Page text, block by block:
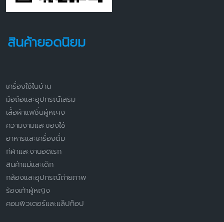
สินค้ายอดนิยม
เครื่องใช้ในบ้าน
มือถือและอุปกรณ์เสริม
เสื้อผ้าแฟชั่นผู้หญิง
ความงามและของใช้
อาหารและเครื่องดื่ม
กีฬาและงานอดิเรก
สินค้าแม่และเด็ก
กล้องและอุปกรณ์ถ่ายภาพ
ร้องเท้าผู้หญิง
คอมพิวเตอร์และแล็ปท็อป